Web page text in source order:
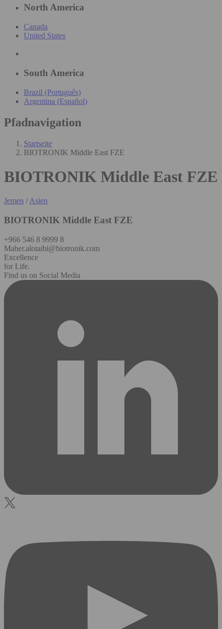
North America
Canada
United States
South America
Brazil (Português)
Argentina (Español)
Pfadnavigation
Startseite
BIOTRONIK Middle East FZE
BIOTRONIK Middle East FZE
Jemen /Asien
BIOTRONIK Middle East FZE
+966 546 8 9999 8
Maher.alotaibi@biotronik.com
Excellence
for Life.
Find us on Social Media